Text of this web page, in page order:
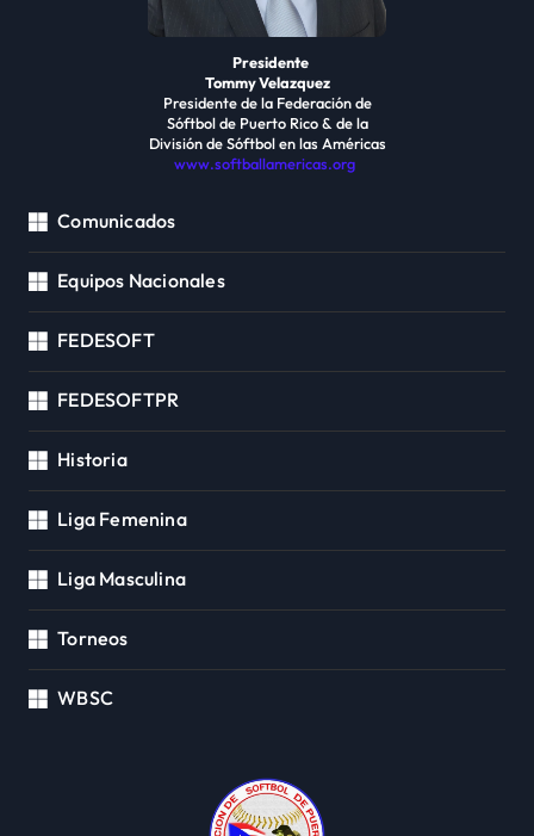
Presidente
Tommy Velazquez
Presidente de la Federación de
Sóftbol de Puerto Rico & de la
División de Sóftbol en las Américas
www.softballamericas.org
Comunicados
Equipos Nacionales
FEDESOFT
FEDESOFTPR
Historia
Liga Femenina
Liga Masculina
Torneos
WBSC